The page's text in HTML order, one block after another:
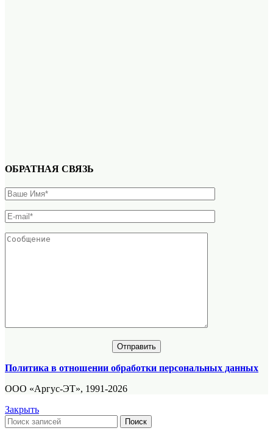
ОБРАТНАЯ СВЯЗЬ
Политика в отношении обработки персональных данных
ООО «Аргус-ЭТ», 1991-2026
Закрыть
Поиск